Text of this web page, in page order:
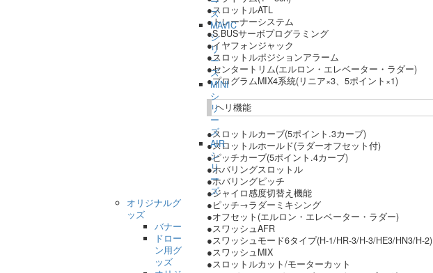
●スロットルATL
●トレーナーシステム
●S.BUSサーボプログラミング
●イヤフォンジャック
●スロットルポジションアラーム
●センタートリム(エルロン・エレベーター・ラダー)
●プログラムMIX4系統(リニア×3、5ポイント×1)
ヘリ機能
●スロットルカーブ(5ポイント.3カーブ)
●スロットルホールド(ラダーオフセット付)
●ピッチカーブ(5ポイント.4カーブ)
●ホバリングスロットル
●ホバリングピッチ
●ジャイロ感度切替え機能
●ピッチ→ラダーミキシング
●オフセット(エルロン・エレベーター・ラダー)
●スワッシュAFR
●スワッシュモード6タイプ(H-1/HR-3/H-3/HE3/HN3/H-2)
●スワッシュMIX
●スロットルカット/モーターカット
ズ
MAVIC
シ
リ
ー
ズ
MINI
シ
リ
ー
ズ
AIR
シ
リ
ー
ズ
オリジナルグ
ッズ
バナー
ドロー
ン用グ
ッズ